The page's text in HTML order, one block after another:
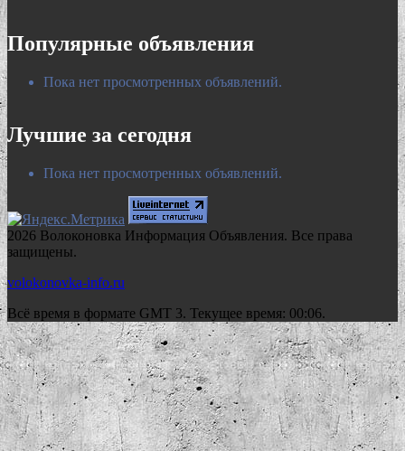
Популярные объявления
Пока нет просмотренных объявлений.
Лучшие за сегодня
Пока нет просмотренных объявлений.
2026 Волоконовка Информация Объявления. Все права
защищены.
volokonovka-info.ru
Всё время в формате GMT 3. Текущее время: 00:06.